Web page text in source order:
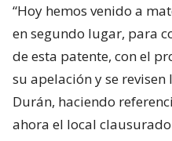
“Hoy hemos venido a
en segundo lugar, para
de esta patente, con el
su apelación y se revisen
Durán, haciendo
ahora el local